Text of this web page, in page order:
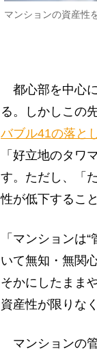
マンションの資産性
都心部を中心
る。しかしこの
バブル41の落と
「好立地のタワ
す。ただし、「
性が低下するこ
「マンションは
いて無知・無関
そかにしたまま
資産性が限りな
マンションの